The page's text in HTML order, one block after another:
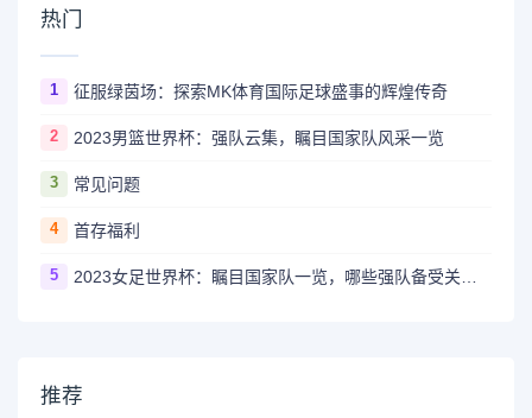
热门
1 征服绿茵场：探索MK体育国际足球盛事的辉煌传奇
2 2023男篮世界杯：强队云集，瞩目国家队风采一览
3 常见问题
4 首存福利
5
推荐